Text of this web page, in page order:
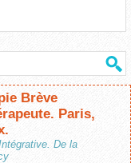
Brève
Paris,
De la